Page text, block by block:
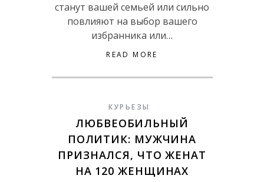
станут вашей семьей или сильно
повлияют на выбор вашего
избранника или…
READ MORE
КУРЬЕЗЫ
ЛЮБВЕОБИЛЬНЫЙ
ПОЛИТИК: МУЖЧИНА
ПРИЗНАЛСЯ, ЧТО ЖЕНАТ
НА 120 ЖЕНЩИНАХ